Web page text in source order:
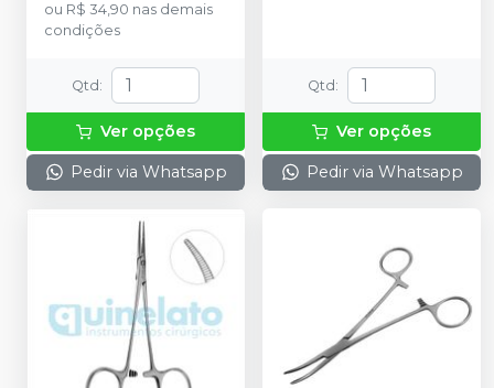
ou R$ 34,90 nas demais
condições
Qtd :
Ver opções
Pedir via Whatsapp
Qtd :
Ver opções
Pedir via Whatsapp